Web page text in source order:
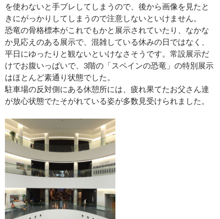
を使わないと手ブレしてしまうので、後から画像を見たと
きにがっかりしてしまうので注意しないといけません。
恐竜の骨格標本がこれでもかと展示されていたり、なかな
か見応えのある展示で、混雑している休みの日ではなく、
平日にゆったりと観ないといけなさそうです。常設展示だ
けでお腹いっぱいで、3階の「スペインの恐竜」の特別展示
はほとんど素通り状態でした。
駐車場の反対側にある休憩所には、疲れ果てたお父さん達
が放心状態でたそがれている姿が多数見受けられました。